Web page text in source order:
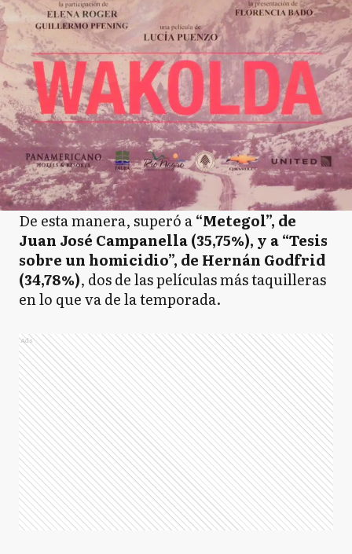
De esta manera, superó a“Metegol”, de
Juan José Campanella (35,75%), y a “Tesis
sobre un homicidio”, de Hernán Godfrid
(34,78%), dos de las películas más taquilleras
en lo que va de la temporada.
Ads